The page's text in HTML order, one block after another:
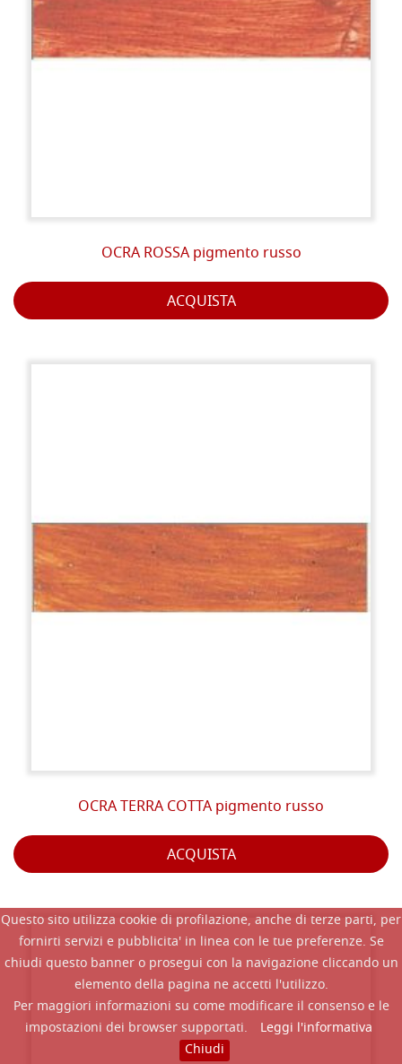
Questo sito utilizza cookie di profilazione, anche di terze parti, per
fornirti servizi e pubblicita' in linea con le tue preferenze. Se
chiudi questo banner o prosegui con la navigazione cliccando un
elemento della pagina ne accetti l'utilizzo.
Per maggiori informazioni su come modificare il consenso e le
impostazioni dei browser supportati.
Leggi l'informativa
Chiudi
OCRA ROSSA pigmento russo
ACQUISTA
OCRA TERRA COTTA pigmento russo
ACQUISTA